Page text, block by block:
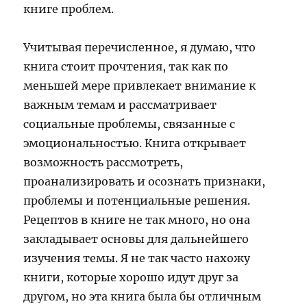
книге проблем.
Учитывая перечисленное, я думаю, что
книга стоит прочтения, так как по
меньшей мере привлекает внимание к
важным темам и рассматривает
социальные проблемы, связанные с
эмоциональностью. Книга открывает
возможность рассмотреть,
проанализировать и осознать признаки,
проблемы и потенциальные решения.
Рецептов в книге не так много, но она
закладывает основы для дальнейшего
изучения темы. Я не так часто нахожу
книги, которые хорошо идут друг за
другом, но эта книга была бы отличным